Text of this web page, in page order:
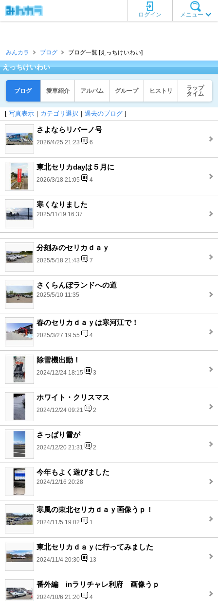
メニュー
ログイン
みんカラ ブログ ブログ一覧 [えっちけいわい]
えっちけいわい
ブログ 愛車紹介 アルバム グループ ヒストリ
ラップ
タイム
[ 写真表示 ｜ カテゴリ選択 ｜ 過去のブログ ]
さよならリバーノ号
2026/4/25 21:23 6
東北セリカdayは５月に
2026/3/18 21:05 4
寒くなりました
2025/11/19 16:37
分刻みのセリカｄａｙ
2025/5/18 21:43 7
さくらんぼランドへの道
2025/5/10 11:35
春のセリカｄａｙは寒河江で！
2025/3/27 19:55 4
除雪機出動！
2024/12/24 18:15 3
ホワイト・クリスマス
2024/12/24 09:21 2
さっぱり雪が
2024/12/20 21:31 2
今年もよく遊びました
2024/12/16 20:28
寒風の東北セリカｄａｙ画像うｐ！
2024/11/5 19:02 1
東北セリカｄａｙに行ってみました
2024/11/4 20:30 13
番外編 inラリチャレ利府 画像うｐ
2024/10/6 21:20 4